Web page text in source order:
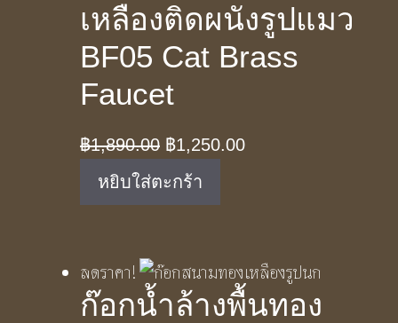
เหลืองติดผนังรูปแมว
BF05 Cat Brass
Faucet
฿1,890.00 Original
price
was:
฿1,250.00Current
หยิบใส่ตะกร้า
ลดราคา!
ก๊อกน้ำล้างพื้นทอง